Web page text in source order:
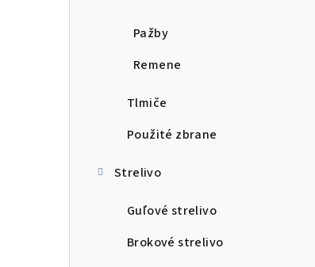
Pažby
Remene
Tlmiče
Použité zbrane
Strelivo
Guľové strelivo
Brokové strelivo